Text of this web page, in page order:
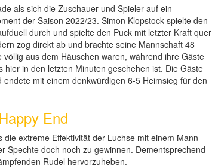
als sich die Zuschauer und Spieler auf ein
der Saison 2022/23. Simon Klopstock spielte den
durch und spielte den Puck mit letzter Kraft quer
zog direkt ab und brachte seine Mannschaft 48
aus dem Häuschen waren, während ihre Gäste
in den letzten Minuten geschehen ist. Die Gäste
mit einem denkwürdigen 6-5 Heimsieg für den
End
extreme Effektivität der Luchse mit einem Mann
Spechte doch noch zu gewinnen. Dementsprechend
Rudel hervorzuheben.